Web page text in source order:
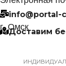
Да
info@portal-
г. Омск
Доставим